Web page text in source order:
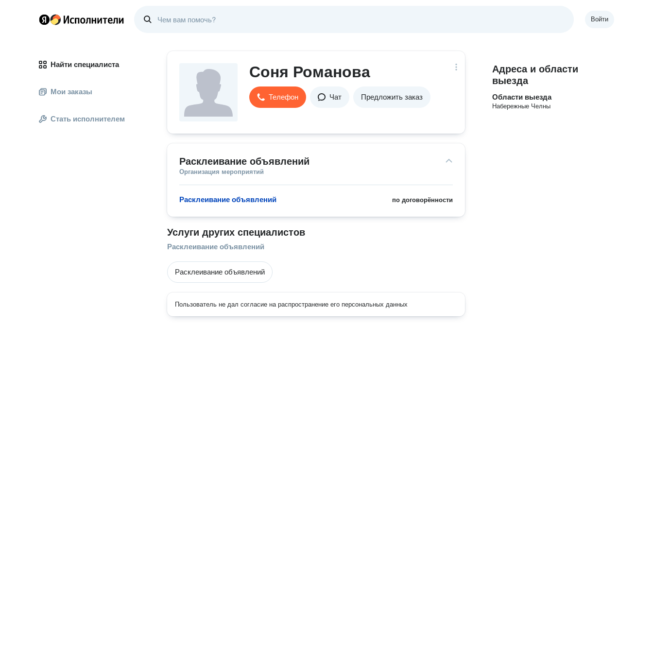
Войти
Найти специалиста
Мои заказы
Стать исполнителем
Соня Романова
Телефон Чат Предложить заказ
Расклеивание объявлений
Организация мероприятий
по договорённости
Расклеивание объявлений
Услуги других специалистов
Расклеивание объявлений
Расклеивание объявлений
Пользователь не дал согласие на распространение его персональных данных
Адреса и области
выезда
Области выезда
Набережные Челны